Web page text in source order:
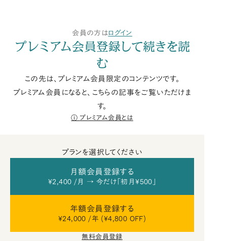
会員の方はログイン
プレミアム会員登録して続きを読
む
この先は、プレミアム会員限定のコンテンツです。
プレミアム会員になると、こちらの記事をご覧いただけま
す。
プレミアム会員とは
プランを選択してください
月額会員登録する
¥2,400 /月 → 今だけ「初月¥500」
年額会員登録する
¥24,000 /年 (¥4,800 OFF)
無料会員登録